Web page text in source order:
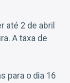
até 2 de abril
A taxa de
para o dia 16